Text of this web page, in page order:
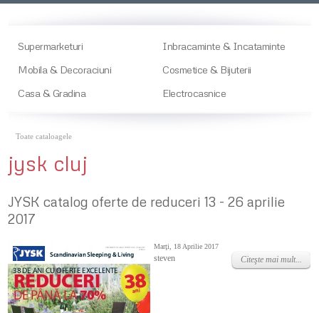
Supermarketuri
Inbracaminte & Incataminte
Mobila & Decoraciuni
Cosmetice & Bijuterii
Casa & Gradina
Electrocasnice
Toate cataloagele
jysk cluj
JYSK catalog oferte de reduceri 13 - 26 aprilie
2017
Marţi, 18 Aprilie 2017
steven Citeşte mai mult...